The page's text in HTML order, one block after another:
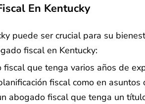
En Kentucky
puede ser crucial para su
fiscal en Kentucky:
fiscal que tenga varios años de
fiscal como en
abogado fiscal que tenga un